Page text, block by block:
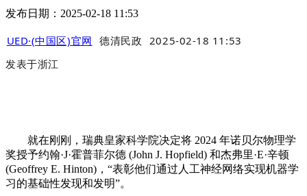
发布日期：2025-02-18 11:53
UED·(中国区)官网 德清民政 2025-02-18 11:53
发表于浙江
就在刚刚，瑞典皇家科学院决定将 2024 年诺贝尔物理学
奖授予约翰·J·霍普菲尔德 (John J. Hopfield) 和杰弗里·E·辛顿
(Geoffrey E. Hinton)，“表彰他们通过人工神经网络实现机器学
习的基础性发现和发明”。